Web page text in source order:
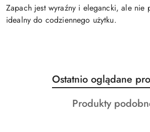
Zapach jest wyraźny i elegancki, ale nie
idealny do codziennego użytku.
Pomiń karuzelę produktów
Produkty
o
statusie:
Ostatnio oglądane
Produkty
Produkty